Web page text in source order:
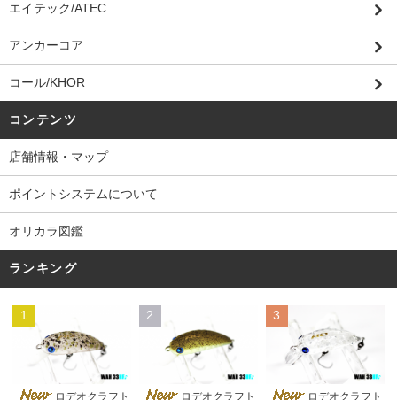
エイテック/ATEC
アンカーコア
コール/KHOR
コンテンツ
店舗情報・マップ
ポイントシステムについて
オリカラ図鑑
ランキング
1
ロデオクラフト
2
ロデオクラフト
3
ロデオクラフト